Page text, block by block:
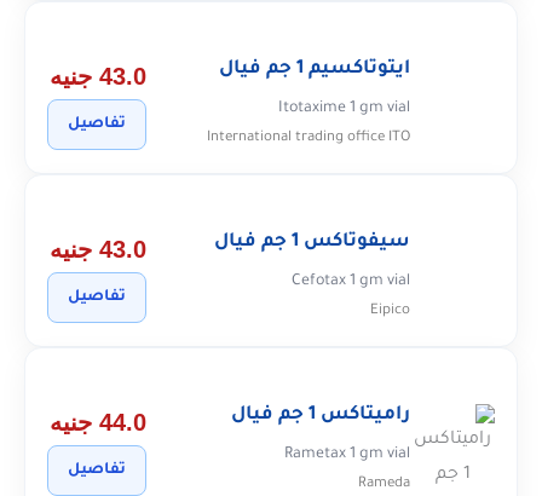
ايتوتاكسيم 1 جم فيال
Itotaxime 1 gm vial
International trading office ITO
43.0 جنيه
تفاصيل
سيفوتاكس 1 جم فيال
Cefotax 1 gm vial
Eipico
43.0 جنيه
تفاصيل
راميتاكس 1 جم فيال
Rametax 1 gm vial
Rameda
44.0 جنيه
تفاصيل